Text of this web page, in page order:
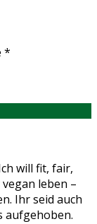
*
will fit, fair,
leben –
Ihr seid auch
aufgehoben.